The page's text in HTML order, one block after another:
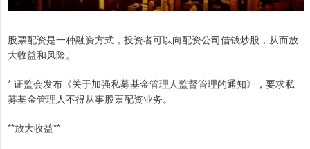
股票配资是一种融资方式，投资者可以向配资公司借钱炒股，从而放
大收益和风险。
* 证监会发布《关于加强私募基金管理人监督管理的通知》，要求私
募基金管理人不得从事股票配资业务。
**放大收益**